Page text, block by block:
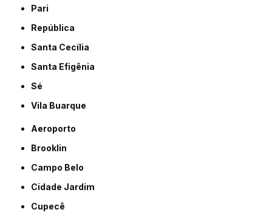
Pari
República
Santa Cecília
Santa Efigênia
Sé
Vila Buarque
Aeroporto
Brooklin
Campo Belo
Cidade Jardim
Cupecê